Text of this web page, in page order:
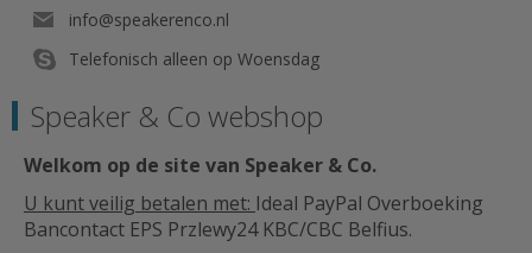
info@speakerenco.nl
Telefonisch alleen op Woensdag
Speaker & Co webshop
Welkom op de site van Speaker & Co.
U kunt veilig betalen met: Ideal PayPal Overboeking
Bancontact EPS Przlewy24 KBC/CBC Belfius.